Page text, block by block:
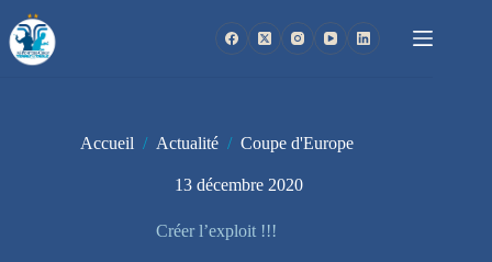
au
contenu
Accueil / Actualité / Coupe d'Europe
13 décembre 2020
Créer l’exploit !!!